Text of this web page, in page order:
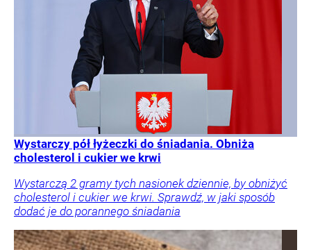
Wystarczy pół łyżeczki do śniadania. Obniża
cholesterol i cukier we krwi
Wystarczą 2 gramy tych nasionek dziennie, by obniżyć
cholesterol i cukier we krwi. Sprawdź, w jaki sposób
dodać je do porannego śniadania